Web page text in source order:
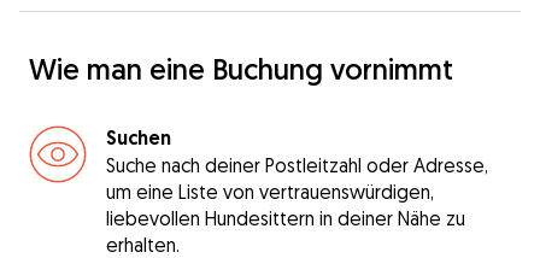
Wie man eine Buchung vornimmt
Suchen
Suche nach deiner Postleitzahl oder Adresse,
um eine Liste von vertrauenswürdigen,
liebevollen Hundesittern in deiner Nähe zu
erhalten.